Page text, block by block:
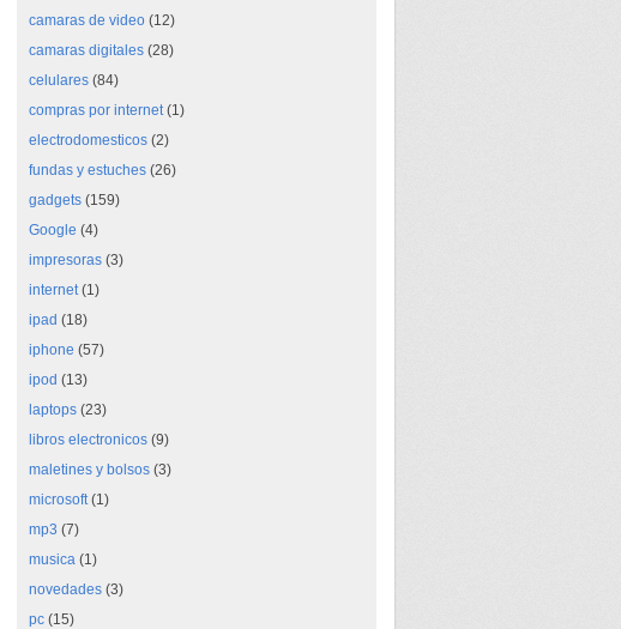
camaras de video(12)
camaras digitales(28)
celulares(84)
compras por internet(1)
electrodomesticos(2)
fundas y estuches(26)
gadgets(159)
Google (4)
impresoras(3)
internet(1)
ipad (18)
iphone (57)
ipod (13)
laptops(23)
libros electronicos(9)
maletines y bolsos(3)
microsoft(1)
mp3 (7)
musica(1)
novedades(3)
pc(15)